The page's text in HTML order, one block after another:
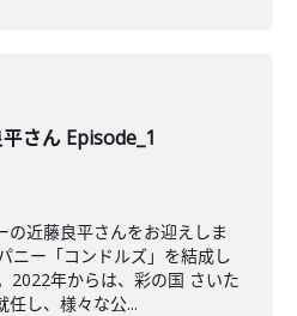
さん Episode_1
の近藤良平さんをお迎えしま
ニー「コンドルズ」を結成し
2022年からは、彩の国 さいた
任し、様々な公...